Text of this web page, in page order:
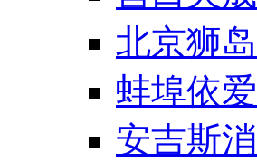
北京狮岛
蚌埠依爱
安吉斯消